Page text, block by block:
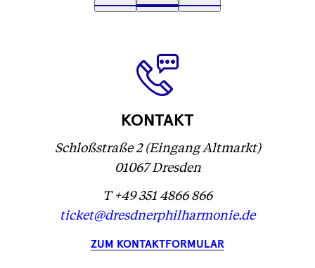
Text
1
Text
2
(
...
Text
3
KONTAKT
Schloßstraße 2 (Eingang Altmarkt)
01067 Dresden
T +49 351 4866 866
ticket@dresdnerphilharmonie.de
ZUM KONTAKTFORMULAR